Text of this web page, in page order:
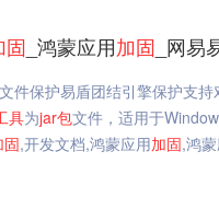
固 _鸿蒙应用加固 _网易
件保护易盾团结引擎保护支持
具为jar包文件，适用于
固,开发文档,鸿蒙应用加固,鸿